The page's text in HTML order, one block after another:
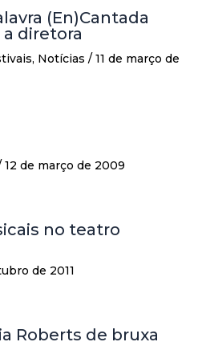
(En)Cantada
diretora
, Notícias / 11 de março de
12 de março de 2009
no teatro
de 2011
Roberts de bruxa